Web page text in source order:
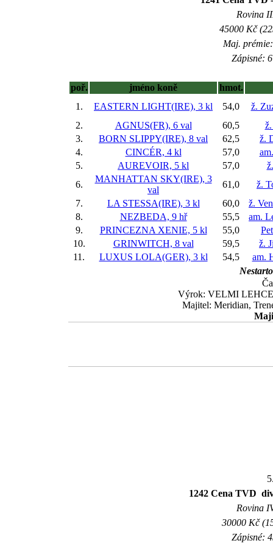
Rovina
45000 Kč
Maj.
Zápisné:
poř. jméno koně
hmot.
1.
EASTERN LIGHT(IRE), 3 kl 54,0
ž.
2.
AGNUS(FR), 6 val 60,5
3.
BORN SLIPPY(IRE), 8 val 62,5
ž.
4.
CINCÉR, 4 kl 57,0
5.
AUREVOIR, 5 kl 57,0
6.
MANHATTAN SKY(IRE), 3
val
61,0
ž.
7.
LA STESSA(IRE), 3 kl 60,0
ž.
8.
NEZBEDA, 9 hř 55,5
am.
9.
PRINCEZNA XENIE, 5 kl 55,0
10.
GRINWITCH, 8 val 59,5
ž.
11.
LUXUS LOLA(GER), 3 kl 54,5
am.
Výrok: VELMI LEHCE
Majitel: Meridian,
1242 Cena TVD 
Rovina
30000 Kč
Zápisné: